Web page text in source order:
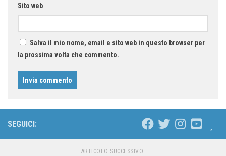
Sito web
Salva il mio nome, email e sito web in questo browser per
la prossima volta che commento.
SEGUICI:
ARTICOLO SUCCESSIVO